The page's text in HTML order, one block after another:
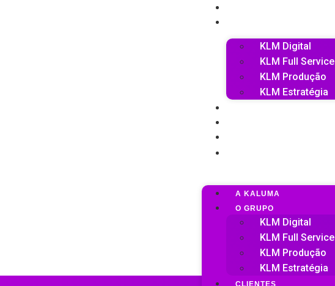
KLM Digital
KLM Full Service
KLM Produção
KLM Estratégia
A KALUMA
O GRUPO
KLM Digital
KLM Full Service
KLM Produção
KLM Estratégia
CLIENTES